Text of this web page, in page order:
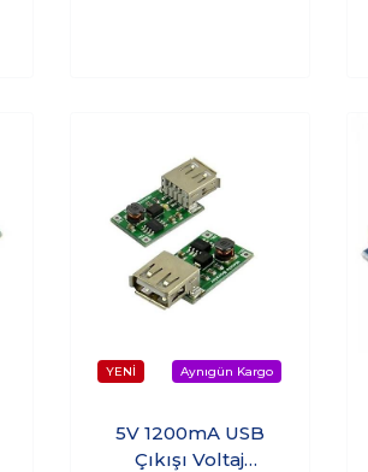
5V 1200mA USB
Çıkışı Voltaj